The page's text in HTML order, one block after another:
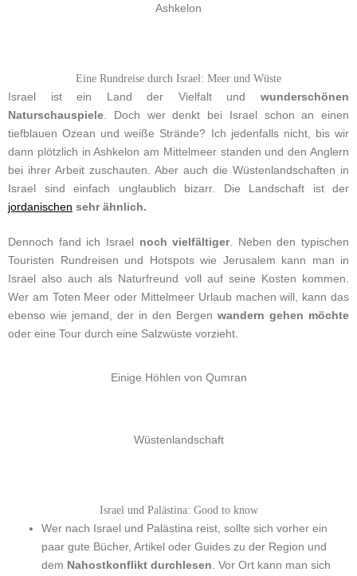
Ashkelon
Eine Rundreise durch Israel: Meer und Wüste
Israel ist ein Land der Vielfalt und wunderschönen
Naturschauspiele . Doch wer denkt bei Israel schon an einen
tiefblauen Ozean und weiße Strände? Ich jedenfalls nicht, bis wir
dann plötzlich in Ashkelon am Mittelmeer standen und den Anglern
bei ihrer Arbeit zuschauten. Aber auch die Wüstenlandschaften in
Israel sind einfach unglaublich bizarr. Die Landschaft ist der
jordanischen sehr ähnlich.
Dennoch fand ich Israel noch vielfältiger. Neben den typischen
Touristen Rundreisen und Hotspots wie Jerusalem kann man in
Israel also auch als Naturfreund voll auf seine Kosten kommen.
Wer am Toten Meer oder Mittelmeer Urlaub machen will, kann das
ebenso wie jemand, der in den Bergen wandern gehen möchte
oder eine Tour durch eine Salzwüste vorzieht.
Einige Höhlen von Qumran
Wüstenlandschaft
Israel und Palästina: Good to know
Wer nach Israel und Palästina reist, sollte sich vorher ein
paar gute Bücher, Artikel oder Guides zu der Region und
dem Nahostkonflikt durchlesen . Vor Ort kann man sich